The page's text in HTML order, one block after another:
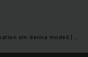
EJD 222 - Hyra truck? Pris & mer information om denna modell | Jungheinrich